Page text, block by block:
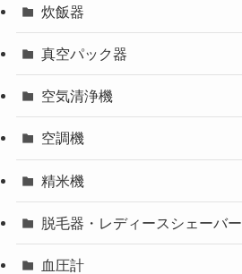
炊飯器
真空パック器
空気清浄機
空調機
精米機
脱毛器・レディースシェーバー
血圧計